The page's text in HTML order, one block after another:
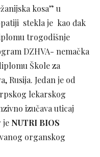
kosa” u
stekla je kao đak
trogodišnje
DZHVA- nemačka
Škole za
Rusija. Jedan je od
lekarskog
izučava uticaj
je NUTRI BIOS
organskog